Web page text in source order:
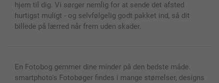
hjem til dig. Vi sørger nemlig for at sende det afsted
hurtigst muligt - og selvfølgelig godt pakket ind, så dit
billede på lærred når frem uden skader.
En Fotobog gemmer dine minder på den bedste måde.
smartphoto's Fotobøger findes i mange størrelser, designs